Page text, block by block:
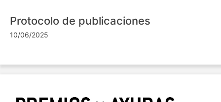
Protocolo de publicaciones
10/06/2025